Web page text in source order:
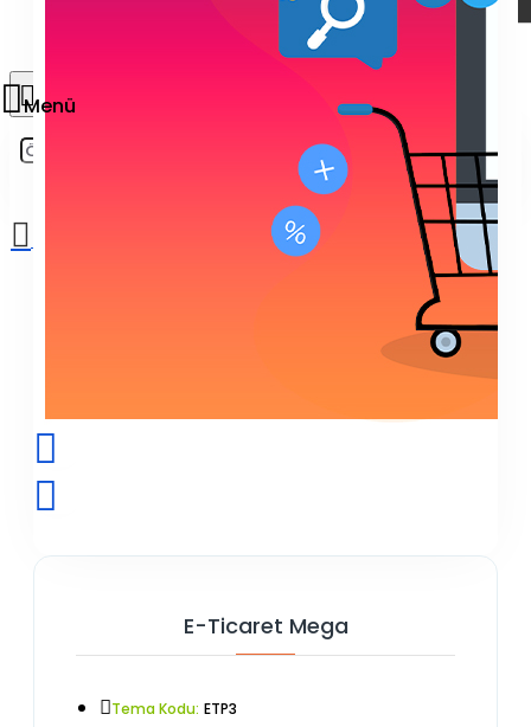
E-Ticaret Mega
Tema Kodu: ETP3